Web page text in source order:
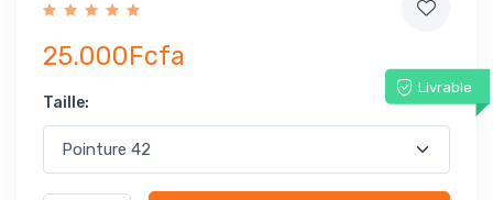
25.000Fcfa
Livrable
Taille: